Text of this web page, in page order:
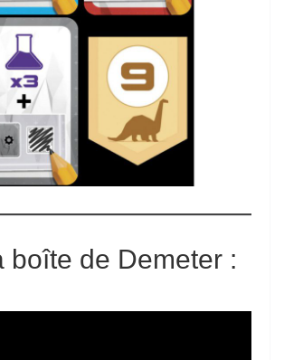
boîte de Demeter :